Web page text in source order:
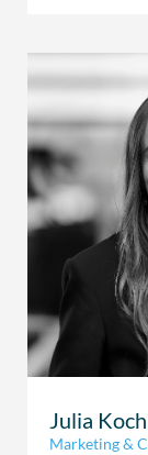
Julia
Marketing &